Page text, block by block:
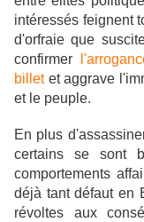
intéressés feignent
d'orfraie que
confirmer
billetet aggrave
et le peuple.
En plus
certains se sont
comportements
déjà tant défaut en
révoltes aux